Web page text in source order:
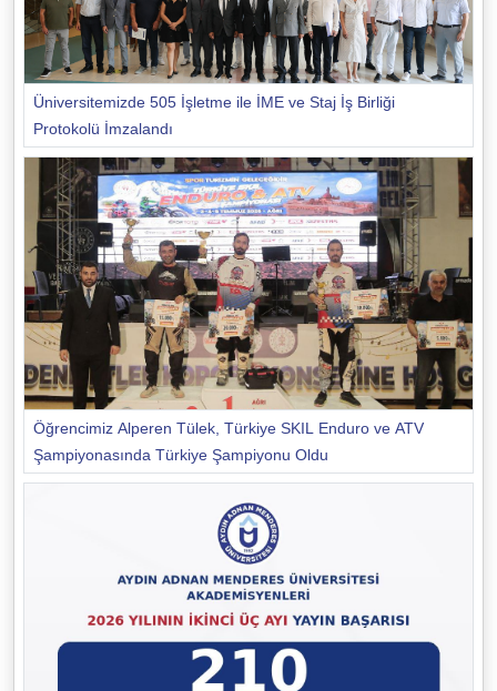
Üniversitemizde 505 İşletme ile İME ve Staj İş Birliği
Protokolü İmzalandı
Öğrencimiz Alperen Tülek, Türkiye SKIL Enduro ve ATV
Şampiyonasında Türkiye Şampiyonu Oldu